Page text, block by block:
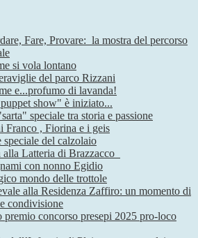
Fare, Provare: la mostra del percorso
si vola lontano
del parco Rizzani
e...profumo di lavanda!
show" è iniziato...
speciale tra storia e passione
Franco , Fiorina e i geis
speciale del calzolaio
alla Latteria di Brazzacco
con nonno Egidio
mondo delle trottole
alla Residenza Zaffiro: un momento di
condivisione
premio concorso presepi 2025 pro-loco